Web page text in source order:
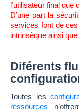
l’utilisateur final que
D’une part la
services font de
intrinsèque ainsi
Diférents
Toutes les
ressources